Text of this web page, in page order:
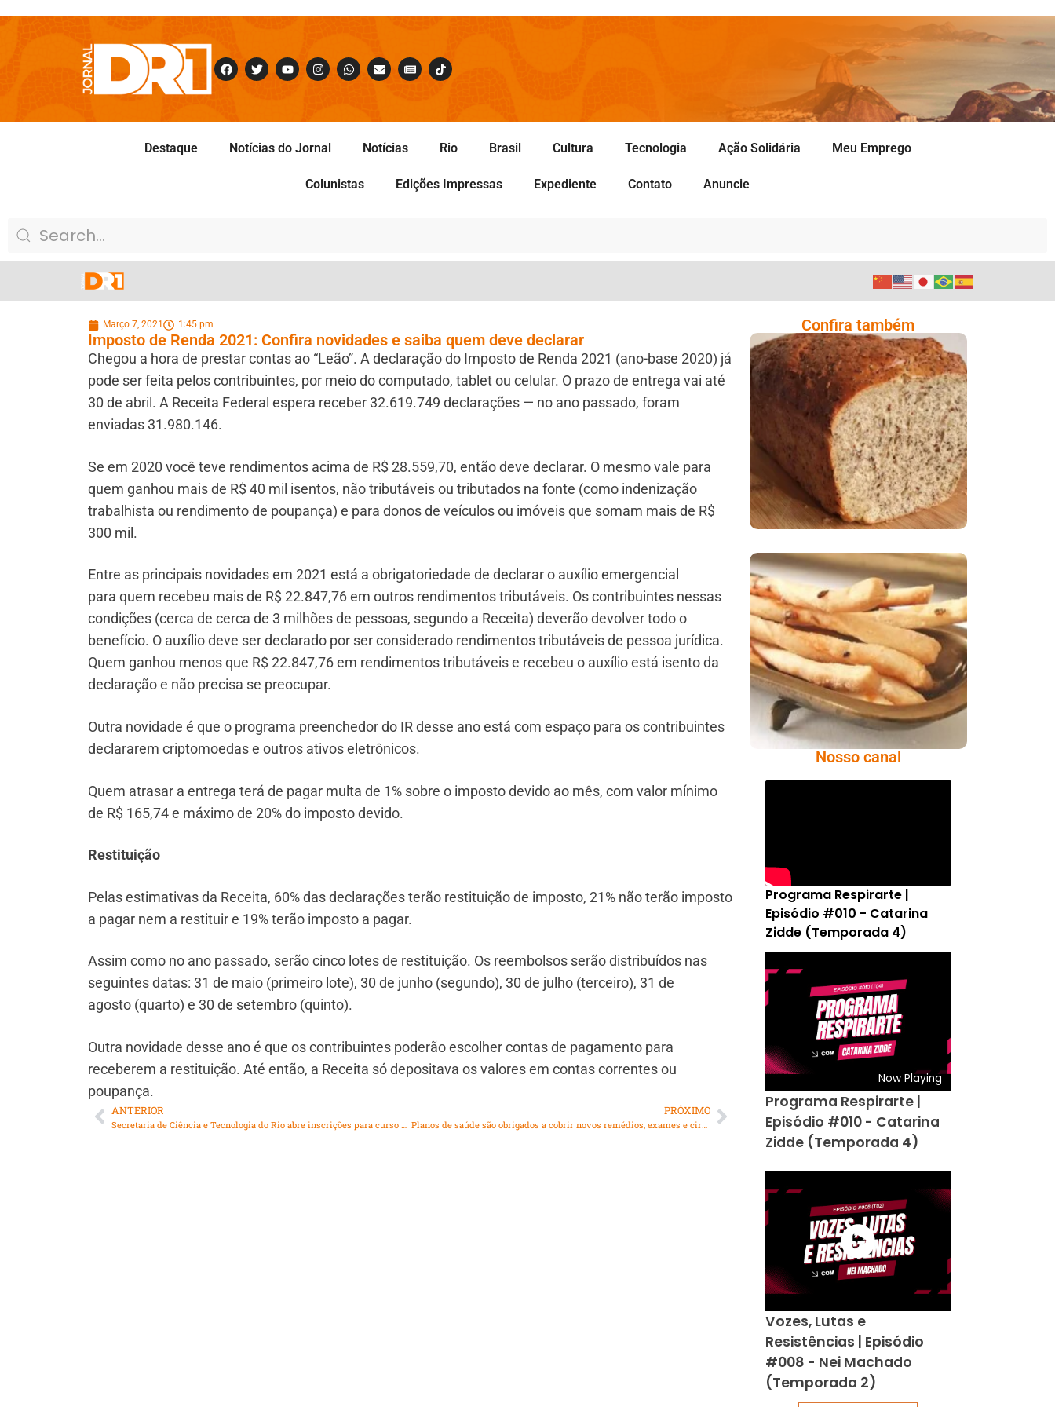
Destaque Notícias do Jornal Notícias Rio Brasil Cultura Tecnologia Ação Solidária Meu Emprego
Colunistas Edições Impressas Expediente Contato Anuncie
Março 7, 2021 1:45 pm
Imposto de Renda 2021: Confira novidades e saiba quem deve declarar
Chegou a hora de prestar contas ao “Leão”. A declaração do Imposto de Renda 2021 (ano-base 2020) já
pode ser feita pelos contribuintes, por meio do computado, tablet ou celular. O prazo de entrega vai até
30 de abril. A Receita Federal espera receber 32.619.749 declarações — no ano passado, foram
enviadas 31.980.146.
Se em 2020 você teve rendimentos acima de R$ 28.559,70, então deve declarar. O mesmo vale para
quem ganhou mais de R$ 40 mil isentos, não tributáveis ou tributados na fonte (como indenização
trabalhista ou rendimento de poupança) e para donos de veículos ou imóveis que somam mais de R$
300 mil.
Entre as principais novidades em 2021 está a obrigatoriedade de declarar o auxílio emergencial
para quem recebeu mais de R$ 22.847,76 em outros rendimentos tributáveis. Os contribuintes nessas
condições (cerca de cerca de 3 milhões de pessoas, segundo a Receita) deverão devolver todo o
benefício. O auxílio deve ser declarado por ser considerado rendimentos tributáveis de pessoa jurídica.
Quem ganhou menos que R$ 22.847,76 em rendimentos tributáveis e recebeu o auxílio está isento da
declaração e não precisa se preocupar.
Outra novidade é que o programa preenchedor do IR desse ano está com espaço para os contribuintes
declararem criptomoedas e outros ativos eletrônicos.
Quem atrasar a entrega terá de pagar multa de 1% sobre o imposto devido ao mês, com valor mínimo
de R$ 165,74 e máximo de 20% do imposto devido.
Restituição
Pelas estimativas da Receita, 60% das declarações terão restituição de imposto, 21% não terão imposto
a pagar nem a restituir e 19% terão imposto a pagar.
Assim como no ano passado, serão cinco lotes de restituição. Os reembolsos serão distribuídos nas
seguintes datas: 31 de maio (primeiro lote), 30 de junho (segundo), 30 de julho (terceiro), 31 de
agosto (quarto) e 30 de setembro (quinto).
Outra novidade desse ano é que os contribuintes poderão escolher contas de pagamento para
receberem a restituição. Até então, a Receita só depositava os valores em contas correntes ou
poupança.
ANTERIOR
Secretaria de Ciência e Tecnologia do Rio abre inscrições para curso em cibersegurança
PRÓXIMO
Planos de saúde são obrigados a cobrir novos remédios, exames e cirurgias
Confira também
Comer Bem: Pão Low
Carb
Comer Bem:
Palitinhos De Cebola
E Salsa
Nosso canal
Programa Respirarte |
Episódio #010 - Catarina
Zidde (Temporada 4)
Now Playing
Programa Respirarte |
Episódio #010 - Catarina
Zidde (Temporada 4)
Vozes, Lutas e
Resistências | Episódio
#008 - Nei Machado
(Temporada 2)